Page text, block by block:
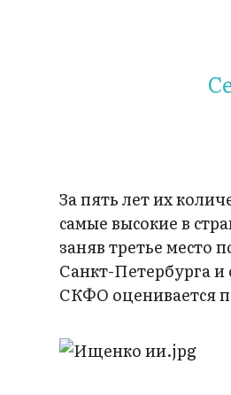
За пять лет их
самые высокие в
заняв третье место
Санкт-Петербурга
СКФО оценивается